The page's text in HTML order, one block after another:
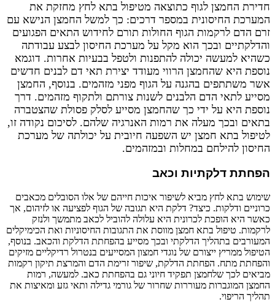
חדירת החמצן לגוף כתוצאה מטיפול בתא לחץ מחזקת את
המערכת החיסונית במספר דרכים: כך למשל החמצן הנישא עם
זרם הדם לרקמות הגוף החולות תורם לחידוש התאים הפגועים
והדלקתיים ובכך הוא מקל על מערכת החיסון לבצע עבודתה
כשהיא למעשה יכולה להתפנות ולטפל בבעיות אחרות. דוגמא
נוספת היא שהחמצן הרווי מעודד יצירת תאי דם לבנים חדשים
אשר משתתפים בהגנה על הגוף מפני מזהמים. בנוסף, החמצן
מסייע לתאי הדם הלבנים לשנות צורתם ולתקוף מזהמים. דרך
נוספת היא על ידי כך שהחמצן מסייע לסלק פסולת שהצטברה
בתאים ובכך מעלה את רמות האנרגיה שלהם. לסיכום נקודה זו,
לטיפול בתא חמצן יש השפעה חיובית על יכולתה של מערכת
החיסון להילחם במחלות ובמזהמים.
הפחתת דלקתיות וכאב
שימוש בתא לחץ מביא לשיפור איכות חייהם של אלו הסובלים מכאבים
כרוניים ודלקות. כיצד? דלקת היא תגובה של הגוף לפציעה או לזיהום, אך
כאשר היא הופכת לכרונית היא עלולה להוביל לכאב מתמשך ולנזק
לרקמות. טיפול בתא חמצן מווסת את התגובות החיסוניות ואת הכימיקלים
המעורבים בתהליך הדלקתי ובכך מסייע בהפחתת הדלקת והכאב. בנוסף,
הטיפול ממריץ ייצורם של נוגדי חמצון המסייעים בנטרול רדיקליים מזיקים
והפחתת מתח. הפחתת הדלקת, שיפור זרימת הדם והמרצת תיקון רקמות
מביאים לכך שלחמצן תפקיד חיוני גם בהפחתת כאב. למעשה, רמות
החמצן המוגברות מעוררות שחרור של גורמי גדילה ותאי גזע ומאיצות את
תהליך הריפוי.